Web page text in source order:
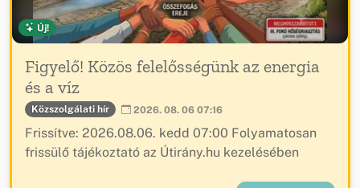
Új!
Figyelő! Közös felelősségünk az energia
és a víz
Közszolgálati hír 2026. 08. 06 07:16
Frissítve: 2026.08.06. kedd 07:00 Folyamatosan
frissülő tájékoztató az Útirány.hu kezelésében